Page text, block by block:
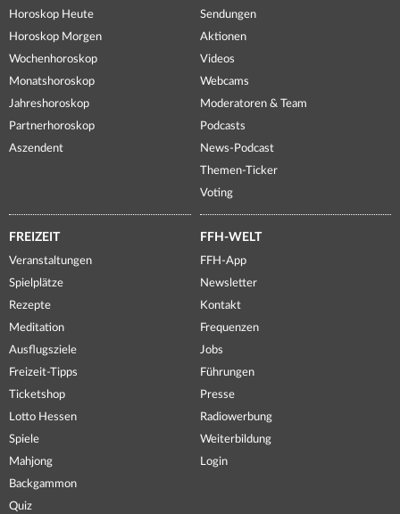
Horoskop Heute
Horoskop Morgen
Wochenhoroskop
Monatshoroskop
Jahreshoroskop
Partnerhoroskop
Aszendent
Sendungen
Aktionen
Videos
Webcams
Moderatoren & Team
Podcasts
News-Podcast
Themen-Ticker
Voting
FREIZEIT
Veranstaltungen
Spielplätze
Rezepte
Meditation
Ausflugsziele
Freizeit-Tipps
Ticketshop
Lotto Hessen
Spiele
Mahjong
Backgammon
Quiz
FFH-WELT
FFH-App
Newsletter
Kontakt
Frequenzen
Jobs
Führungen
Presse
Radiowerbung
Weiterbildung
Login